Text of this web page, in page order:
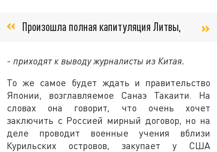
Произошла полная капитуляция Литвы,
- приходят к выводу журналисты из Китая.
То же самое будет ждать и правительство
Японии, возглавляемое Санаэ Такаити. На
словах она говорит, что очень хочет
заключить с Россией мирный договор, но на
деле проводит военные учения вблизи
Курильских островов, закупает у США